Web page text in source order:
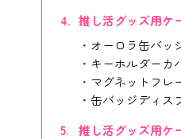
推し活グッズ用ケ
オーロラ缶バッ
キーホルダーカ
マグネットフレ
缶バッジディス
推し活グッズ用ケ